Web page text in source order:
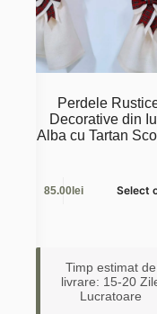
Perdele
Decorative din
Alba cu Tartan
85.00lei Select
Timp estimat de
livrare: 15-20
Lucratoare